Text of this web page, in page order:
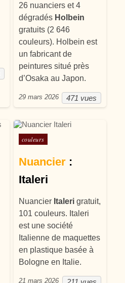
26 nuanciers et 4
dégradés Holbein
gratuits (2 646
couleurs). Holbein est
un fabricant de
peintures situé près
d’Osaka au Japon.
471 vues
29 mars 2026
Posté dans
couleurs
Nuancier:
Italeri
Nuancier Italerigratuit,
101 couleurs. Italeri
est une société
Italienne de maquettes
en plastique basée à
Bologne en Italie.
21 mars 2026